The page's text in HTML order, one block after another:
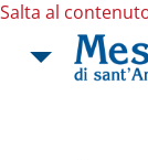
Salta al